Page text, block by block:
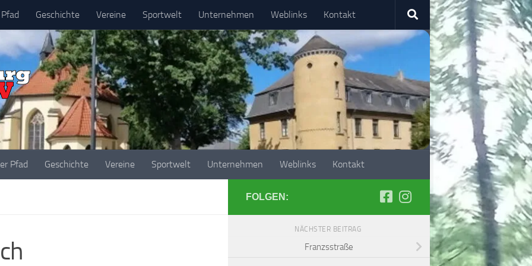
Geschichte Vereine Sportwelt Unternehmen Weblinks Kontakt
Pfad Geschichte Vereine Sportwelt Unternehmen Weblinks Kontakt
FOLGEN:
NÄCHSTER BEITRAG
Franzsstraße